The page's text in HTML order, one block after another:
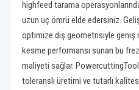
highfeed tarama
uzun uç ömrü elde edersiniz.
optimize diş geometrisiyle geniş
kesme performansı sunan bu
maliyeti sağlar.
toleranslı üretimi ve tutarlı